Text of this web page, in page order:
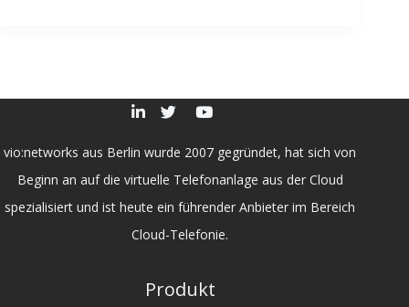
vio:networks aus Berlin wurde 2007 gegründet, hat sich von
Beginn an auf die virtuelle Telefonanlage aus der Cloud
spezialisiert und ist heute ein führender Anbieter im Bereich
Cloud-Telefonie.
Produkt